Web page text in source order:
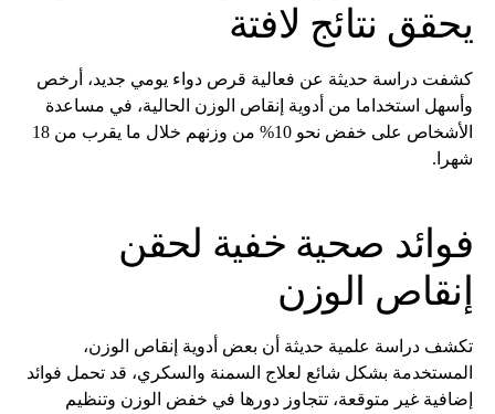
يحقق نتائج لافتة
كشفت دراسة حديثة عن فعالية قرص دواء يومي جديد، أرخص
وأسهل استخداما من أدوية إنقاص الوزن الحالية، في مساعدة
الأشخاص على خفض نحو 10% من وزنهم خلال ما يقرب من 18
شهرا.
فوائد صحية خفية لحقن
إنقاص الوزن
تكشف دراسة علمية حديثة أن بعض أدوية إنقاص الوزن،
المستخدمة بشكل شائع لعلاج السمنة والسكري، قد تحمل فوائد
إضافية غير متوقعة، تتجاوز دورها في خفض الوزن وتنظيم